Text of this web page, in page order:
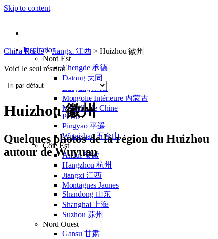
Skip to content
Inspiration
Nord Est
Chengde 承德
Datong 大同
Luoyang 洛阳
Mongolie Intérieure 内蒙古
Muraille de Chine
Pékin
Pingyao 平遥
Wutaishan 五台山
Côte Est
Anhui 安徽
Hangzhou 杭州
Jiangxi 江西
Montagnes Jaunes
Shandong 山东
Shanghai 上海
Suzhou 苏州
Nord Ouest
Gansu 甘肃
China Roads > Jiangxi 江西 > Huizhou 徽州
Voici le seul résultat
Huizhou 徽州
Quelques photos de la région du Huizhou
autour de Wuyuan